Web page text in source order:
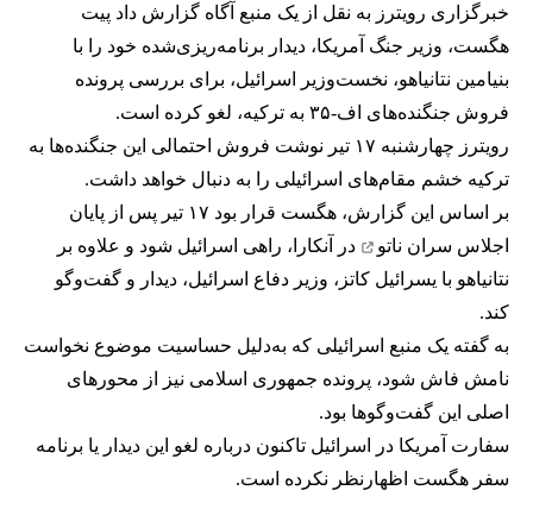
خبرگزاری رویترز به نقل از یک منبع آگاه گزارش داد پیت
هگست، وزیر جنگ آمریکا، دیدار برنامه‌ریزی‌شده خود را با
بنیامین نتانیاهو، نخست‌وزیر اسرائیل، برای بررسی پرونده
فروش جنگنده‌های اف-۳۵ به ترکیه، لغو کرده است.
رویترز چهارشنبه ۱۷ تیر نوشت فروش احتمالی این جنگنده‌ها به
ترکیه خشم مقام‌های اسرائیلی را به دنبال خواهد داشت.
بر اساس این گزارش، هگست قرار بود ۱۷ تیر پس از پایان
اجلاس سران ناتو
در آنکارا، راهی اسرائیل شود و علاوه بر
نتانیاهو با یسرائیل کاتز، وزیر دفاع اسرائیل، دیدار و گفت‌وگو
کند.
به گفته یک منبع اسرائیلی که به‌دلیل حساسیت موضوع نخواست
نامش فاش شود، پرونده جمهوری اسلامی نیز از محورهای
اصلی این گفت‌وگوها بود.
سفارت آمریکا در اسرائیل تاکنون درباره لغو این دیدار یا برنامه
سفر هگست اظهار‌نظر نکرده است.